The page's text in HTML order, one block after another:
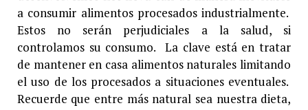
a consumir alimentos procesados industrialmente.
Estos no serán perjudiciales a la salud, si
controlamos su consumo. La clave está en tratar
de mantener en casa alimentos naturales limitando
el uso de los procesados a situaciones eventuales.
Recuerde que entre más natural sea nuestra dieta,